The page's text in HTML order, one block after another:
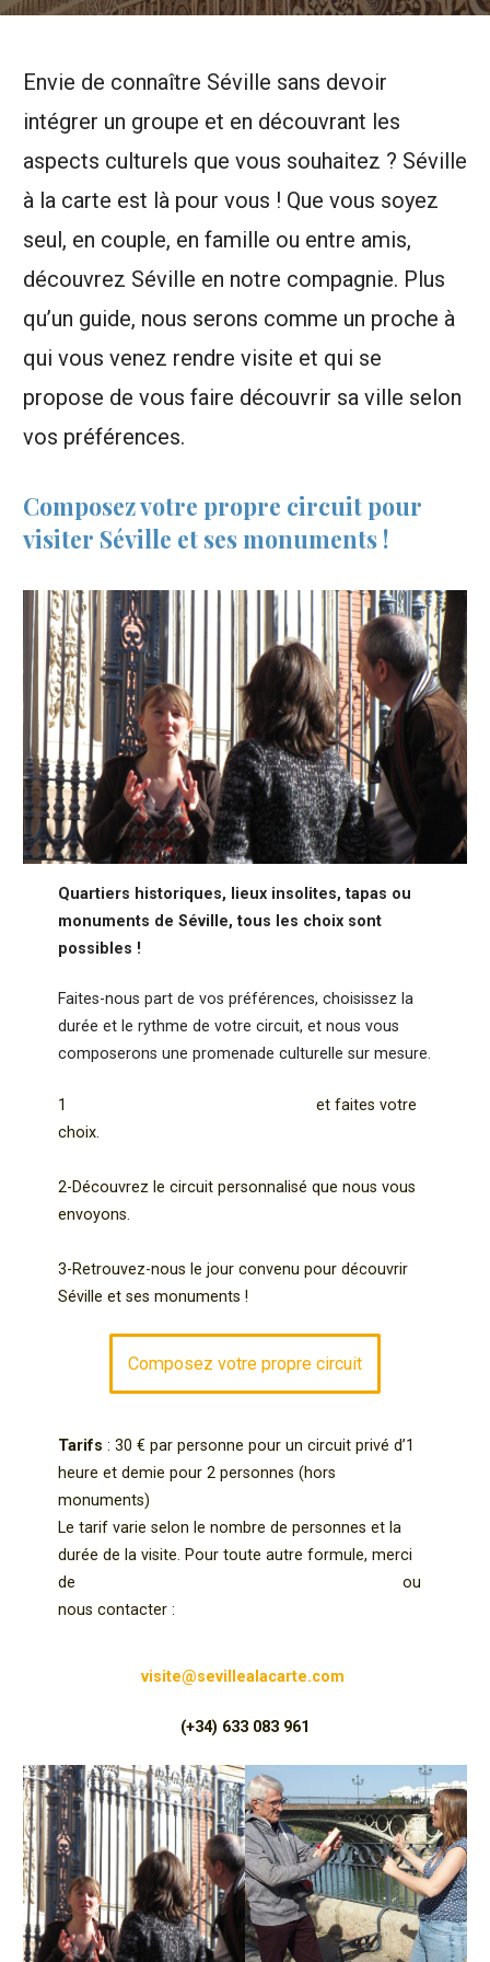
Envie de connaître Séville sans devoir
intégrer un groupe et en découvrant les
aspects culturels que vous souhaitez ? Séville
à la carte est là pour vous ! Que vous soyez
seul, en couple, en famille ou entre amis,
découvrez Séville en notre compagnie. Plus
qu’un guide, nous serons comme un proche à
qui vous venez rendre visite et qui se
propose de vous faire découvrir sa ville selon
vos préférences.
Composez votre propre circuit pour
visiter Séville et ses monuments !
Quartiers historiques, lieux insolites, tapas ou
monuments de Séville, tous les choix sont
possibles !
Faites-nous part de vos préférences, choisissez la
durée et le rythme de votre circuit, et nous vous
composerons une promenade culturelle sur mesure.
1
et faites votre
choix.
2-Découvrez le circuit personnalisé que nous vous
envoyons.
3-Retrouvez-nous le jour convenu pour découvrir
Séville et ses monuments !
Composez votre propre circuit
Tarifs: 30 € par personne pour un circuit privé d’1
heure et demie pour 2 personnes (hors
monuments)
Le tarif varie selon le nombre de personnes et la
durée de la visite. Pour toute autre formule, merci
de
ou
nous contacter :
visite@sevillealacarte.com
(+34) 633 083 961